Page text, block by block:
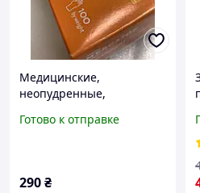
Медицинские,
неопудренные,
Mercator Medical -
Готово к отправке
290₴